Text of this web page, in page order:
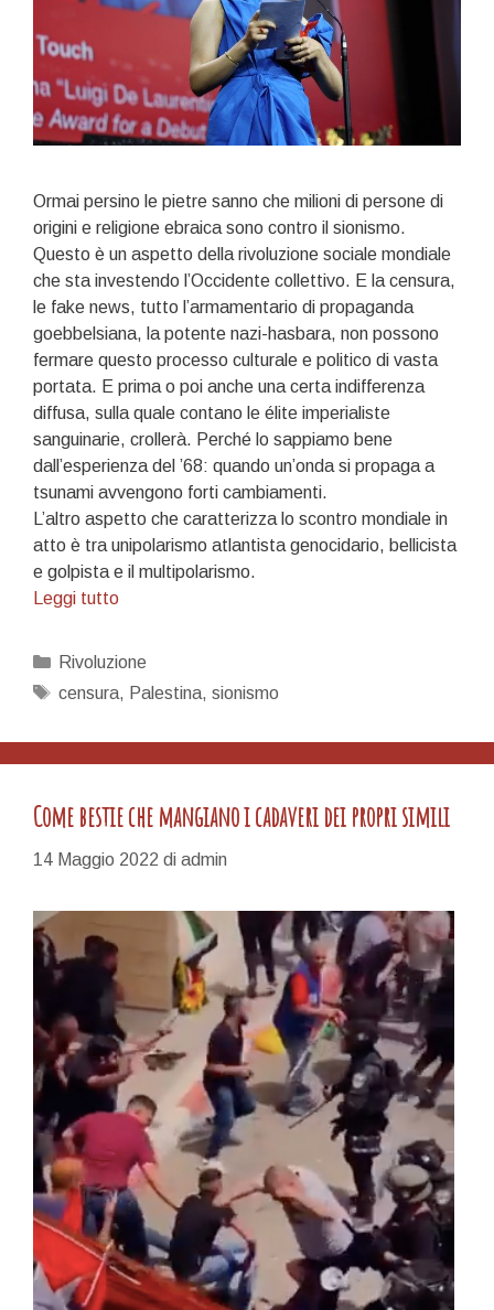
Ormai persino le pietre sanno che milioni di persone di
origini e religione ebraica sono contro il sionismo.
Questo è un aspetto della rivoluzione sociale mondiale
che sta investendo l’Occidente collettivo. E la censura,
le fake news, tutto l’armamentario di propaganda
goebbelsiana, la potente nazi-hasbara, non possono
fermare questo processo culturale e politico di vasta
portata. E prima o poi anche una certa indifferenza
diffusa, sulla quale contano le élite imperialiste
sanguinarie, crollerà. Perché lo sappiamo bene
dall’esperienza del ’68: quando un’onda si propaga a
tsunami avvengono forti cambiamenti.
L’altro aspetto che caratterizza lo scontro mondiale in
atto è tra unipolarismo atlantista genocidario, bellicista
e golpista e il multipolarismo.
Leggi tuttoSul
sta
Categorie
Rivoluzione
Tag
censura, Palestina, sionismo
Come bestie che mangiano i cadaveri dei propri simili
14 Maggio 2022 di admin